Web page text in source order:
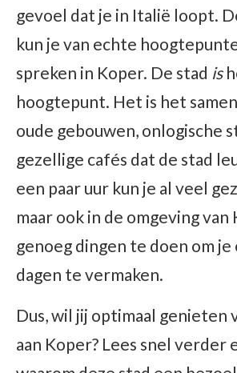
gevoel dat je in Italië loopt.
kun je van echte
spreken in Koper. De stad is
hoogtepunt. Het is het
oude gebouwen, onlogische
gezellige cafés dat de stad
een paar uur kun je al veel
maar ook in de omgeving
genoeg dingen te doen om je
dagen te vermaken.
Dus, wil jij optimaal genieten
aan Koper? Lees snel verder